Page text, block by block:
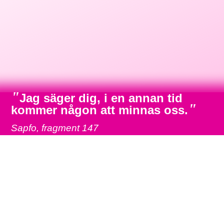
"Jag säger dig, i en annan tid
kommer någon att minnas oss. "
Sapfo, fragment 147